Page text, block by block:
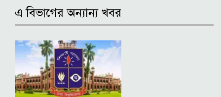
এ বিভাগের অন্যান্য খবর